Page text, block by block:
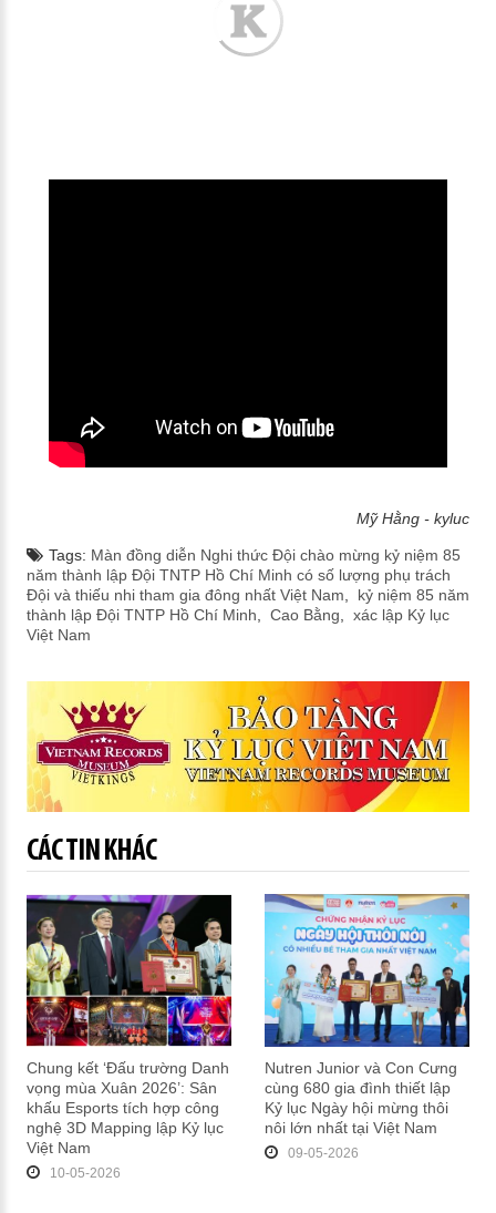
Mỹ Hằng - kyluc
Tags: Màn đồng diễn Nghi thức Đội chào mừng kỷ niệm 85
năm thành lập Đội TNTP Hồ Chí Minh có số lượng phụ trách
Đội và thiếu nhi tham gia đông nhất Việt Nam
kỷ niệm 85 năm
thành lập Đội TNTP Hồ Chí Minh
Cao Bằng
xác lập Kỷ lục
Việt Nam
CÁC TIN KHÁC
Chung kết ‘Đấu trường Danh
vọng mùa Xuân 2026’: Sân
khấu Esports tích hợp công
nghệ 3D Mapping lập Kỷ lục
Việt Nam
10-05-2026
Nutren Junior và Con Cưng
cùng 680 gia đình thiết lập
Kỷ lục Ngày hội mừng thôi
nôi lớn nhất tại Việt Nam
09-05-2026